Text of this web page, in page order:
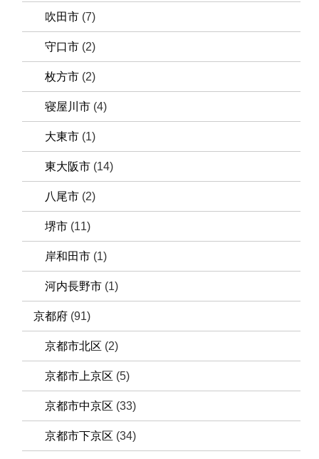
吹田市 (7)
守口市 (2)
枚方市 (2)
寝屋川市 (4)
大東市 (1)
東大阪市 (14)
八尾市 (2)
堺市 (11)
岸和田市 (1)
河内長野市 (1)
京都府 (91)
京都市北区 (2)
京都市上京区 (5)
京都市中京区 (33)
京都市下京区 (34)